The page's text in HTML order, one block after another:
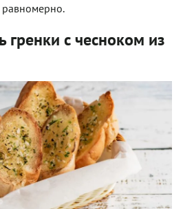
гренки с чесноком из